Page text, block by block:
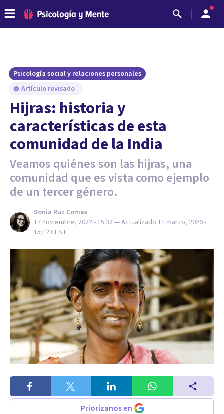
Psicología social y relaciones personales
Artículo revisado
Hijras: historia y
características de esta
comunidad de la India
Veamos quiénes son las hijras, una
comunidad que es vista como ejemplo
de un tercer género.
Sonia Ruz Comas
17 noviembre, 2022 - 15:32— Actualizado 11 marzo, 2026 -
15:12 CEST
Priorízanos en